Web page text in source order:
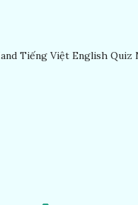
Tiếng Việt English Quiz